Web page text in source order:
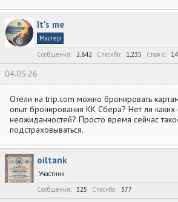
It's me
Мастер
Сообщения
2,842 Спасибо 1,235 Стаж c
04.05.26
Отели на trip.com можно бронировать
опыт бронирования КК Сбера? Нет ли
неожиданностей? Просто время сейчас
подстраховываться.
oiltank
Участник
Сообщения
325 Спасибо 377